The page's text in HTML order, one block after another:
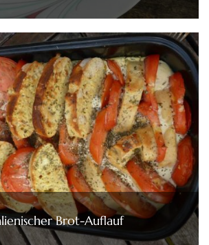
Brot-Auflauf